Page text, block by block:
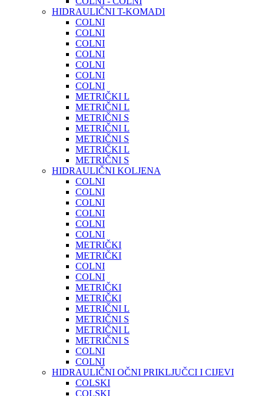
HIDRAULIČNI T-KOMADI
COLNI
COLNI
COLNI
COLNI
COLNI
COLNI
COLNI
METRIČKI L
METRIČNI L
METRIČNI S
METRIČNI L
METRIČNI S
METRIČKI L
METRIČNI S
HIDRAULIČNI KOLJENA
COLNI
COLNI
COLNI
COLNI
COLNI
COLNI
METRIČKI
METRIČKI
COLNI
COLNI
METRIČKI
METRIČKI
METRIČNI L
METRIČNI S
METRIČNI L
METRIČNI S
COLNI
COLNI
HIDRAULIČNI OČNI PRIKLJUČCI I CIJEVI
COLSKI
COLSKI